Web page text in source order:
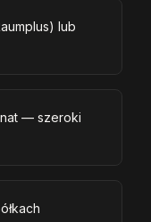
lub
— szeroki